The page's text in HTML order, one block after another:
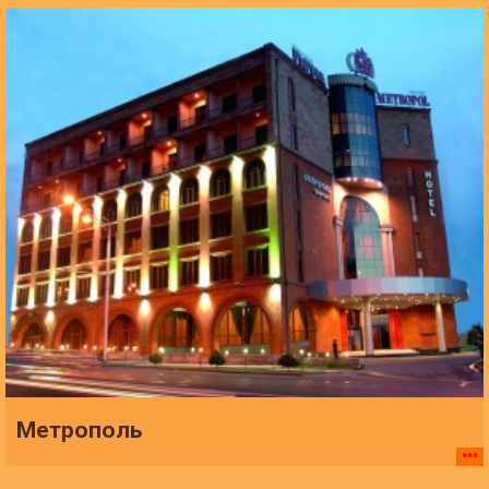
Метрополь